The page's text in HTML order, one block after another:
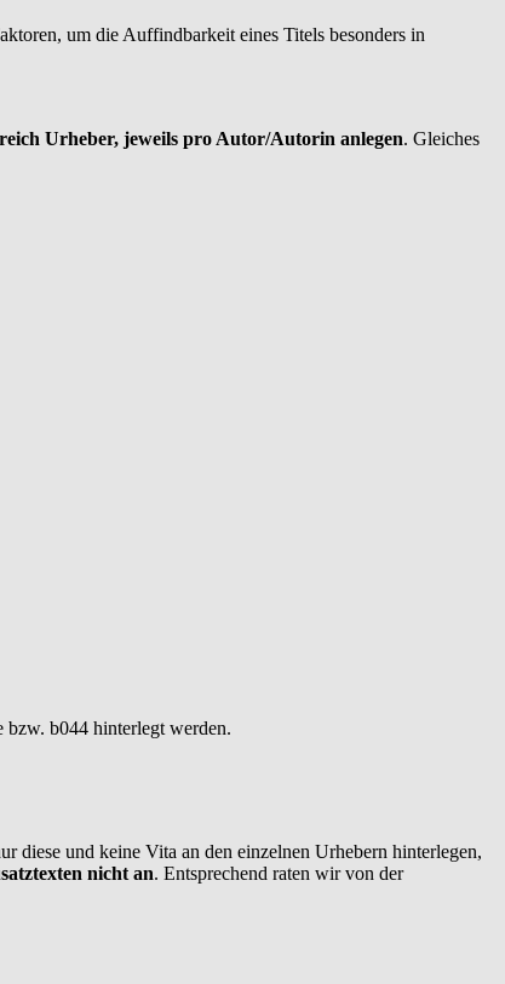
um die Auffindbarkeit eines Titels besonders in
Urheber, jeweils pro Autor/Autorin anlegen. Gleiches
b044 hinterlegt werden.
diese und keine Vita an den einzelnen Urhebern hinterlegen,
nicht an. Entsprechend raten wir von der